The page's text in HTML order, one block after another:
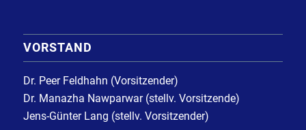
VORSTAND
Dr. Peer Feldhahn (Vorsitzender)
Dr. Manazha Nawparwar (stellv. Vorsitzende)
Jens-Günter Lang (stellv. Vorsitzender)